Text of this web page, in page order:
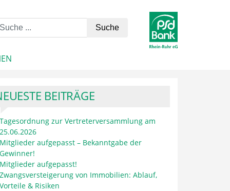
BEITRÄGE
Tagesordnung zur Vertreterversammlung am
25.06.2026
Mitglieder aufgepasst – Bekanntgabe der
Gewinner!
Mitglieder aufgepasst!
Zwangsversteigerung von Immobilien: Ablauf,
Vorteile & Risiken